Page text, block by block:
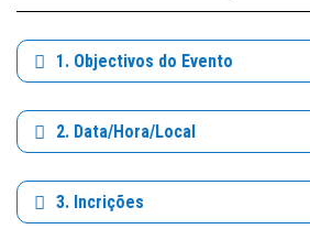
1. Objectivos do Evento
2. Data/Hora/Local
3. Incrições